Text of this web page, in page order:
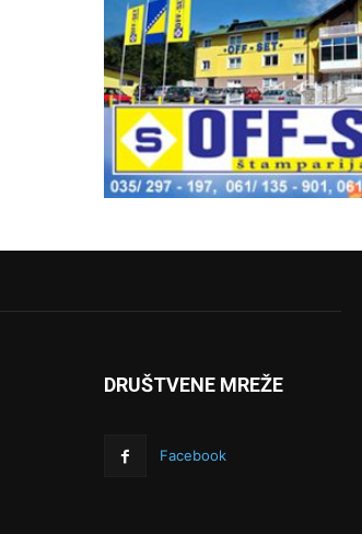
DRUŠTVENE MREŽE
Facebook